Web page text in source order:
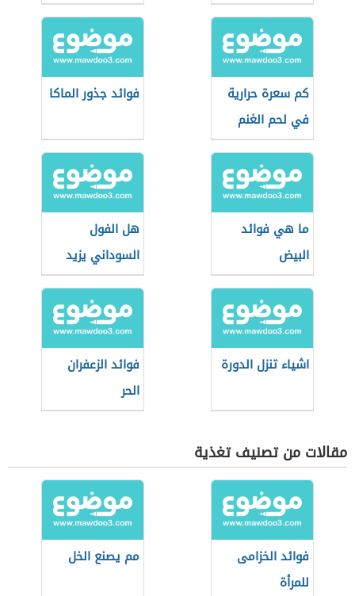
كم سعرة حرارية
في لحم الغنم
فوائد جذور الماكا
ما هي فوائد
البيض
هل الفول
السوداني يزيد
الوزن
اشياء تنزل الدورة
فوائد الزعفران
الحر
مقالات من تصنيف تغذية
فوائد الخزامى
للمرأة
مم يصنع الخل